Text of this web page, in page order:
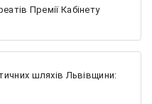
Премії Кабінету
шляхів Львівщини: